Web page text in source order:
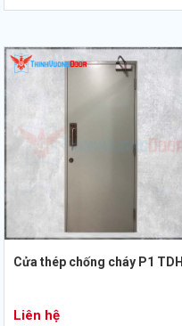
Cửa thép chống cháy P1 TDH
Liên hệ